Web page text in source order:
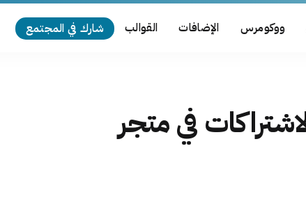
ووكومرس الإضافات القوالب شارك في المجتمع
في متجر